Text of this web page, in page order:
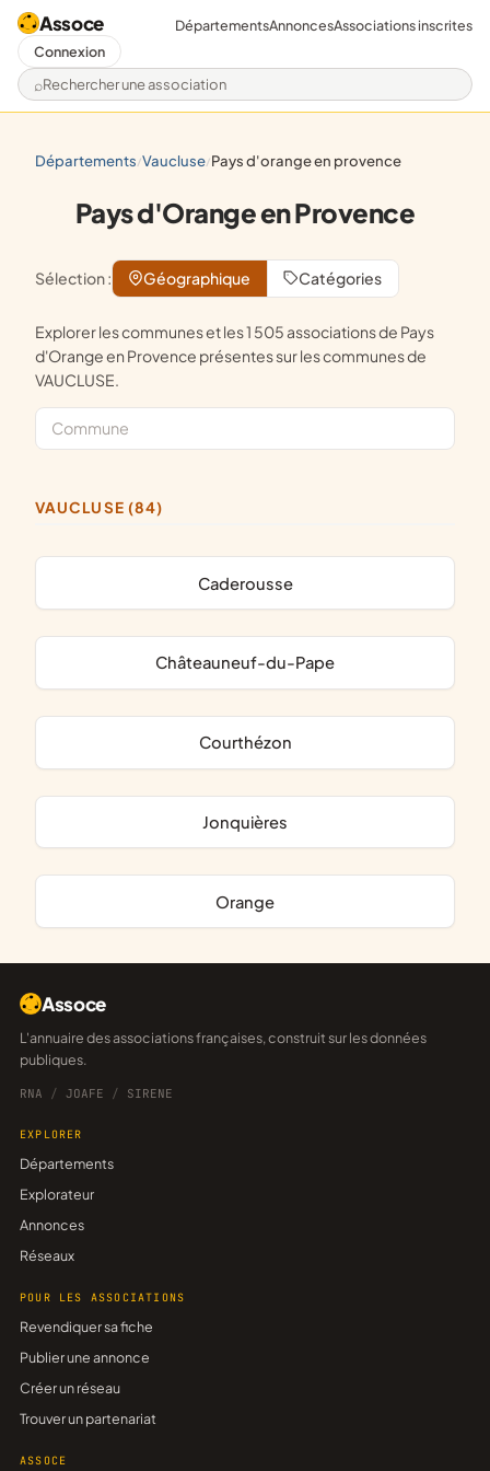
Assoce
Rechercher une association
DépartementsAnnoncesAssociations inscrites
Connexion
départements/ vaucluse/ pays d'orange en provence
Pays d'Orange en Provence
Sélection : Géographique Catégories
Explorer les communes et les 1 505 associations de Pays
d'Orange en Provence présentes sur les communes de
VAUCLUSE.
VAUCLUSE (84)
Caderousse
Châteauneuf-du-Pape
Courthézon
Jonquières
Orange
Assoce
L'annuaire des associations françaises, construit sur les données
publiques.
RNA / JOAFE / SIRENE
EXPLORER
Départements
Explorateur
Annonces
Réseaux
POUR LES ASSOCIATIONS
Revendiquer sa fiche
Publier une annonce
Créer un réseau
Trouver un partenariat
ASSOCE